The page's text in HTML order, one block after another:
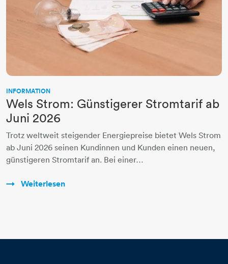
INFORMATION
Wels Strom: Günstigerer Stromtarif ab
Juni 2026
Trotz weltweit steigender Energiepreise bietet Wels Strom
ab Juni 2026 seinen Kundinnen und Kunden einen neuen,
günstigeren Stromtarif an. Bei einer…
Weiterlesen